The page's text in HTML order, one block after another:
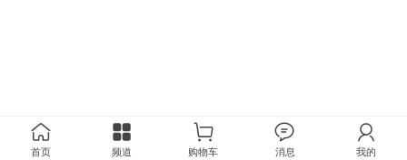
首页 频道 购物车 消息 我的